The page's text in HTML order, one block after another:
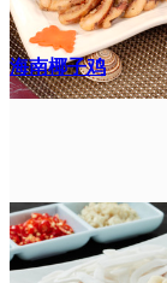
海南椰子鸡